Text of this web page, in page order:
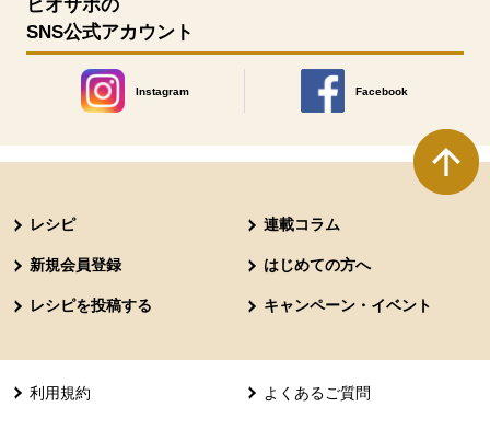
ビオサポの
SNS公式アカウント
Instagram
別のウィンドウで開きます。
Facebook
別のウィンドウで開きます
レシピ 連載コラム
新規会員登録 はじめての方へ
レシピを投稿する キャンペーン・イベント
利用規約 よくあるご質問